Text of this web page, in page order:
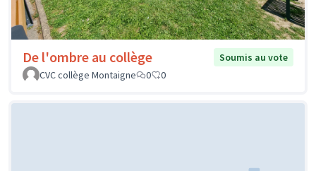
De l'ombre au collège
Soumis au vote
CVC collège Montaigne
0 0